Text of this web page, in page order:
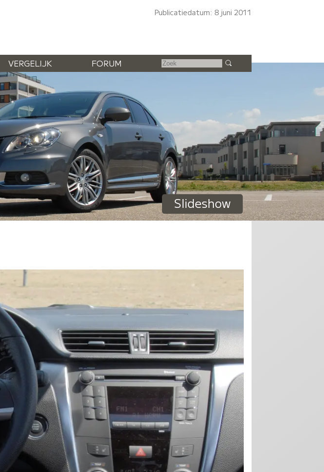
Publicatiedatum: 8 juni 2011
VERGELIJK FORUM
Slideshow